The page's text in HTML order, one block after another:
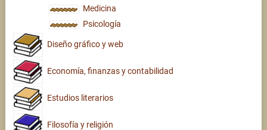
Medicina
Psicología
Diseño gráfico y web
Economía, finanzas y contabilidad
Estudios literarios
Filosofía y religión